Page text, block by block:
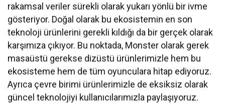
rakamsal veriler sürekli olarak yukarı yönlü bir ivme
gösteriyor. Doğal olarak bu ekosistemin en son
teknoloji ürünlerini gerekli kıldığı da bir gerçek olarak
karşımıza çıkıyor. Bu noktada, Monster olarak gerek
masaüstü gerekse dizüstü ürünlerimizle hem bu
ekosisteme hem de tüm oyunculara hitap ediyoruz.
Ayrıca çevre birimi ürünlerimizle de eksiksiz olarak
güncel teknolojiyi kullanıcılarımızla paylaşıyoruz.